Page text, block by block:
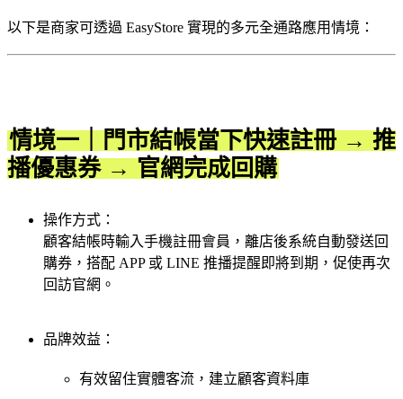
以下是商家可透過 EasyStore 實現的多元全通路應用情境：
情境一｜門市結帳當下快速註冊 → 推
播優惠券 → 官網完成回購
操作方式：
顧客結帳時輸入手機註冊會員，離店後系統自動發送回
購券，搭配 APP 或 LINE 推播提醒即將到期，促使再次
回訪官網。
品牌效益：
有效留住實體客流，建立顧客資料庫